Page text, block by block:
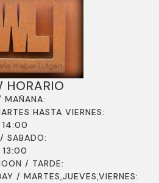
HORARIO
MAÑANA:
HASTA VIERNES:
14:00
SABADO:
/ TARDE:
/ MARTES,JUEVES,VIERNES: